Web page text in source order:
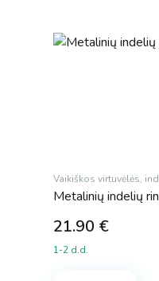
Vaikiškos virtuvėlės,
Metalinių indelių
21.90 €
1-2 d.d.